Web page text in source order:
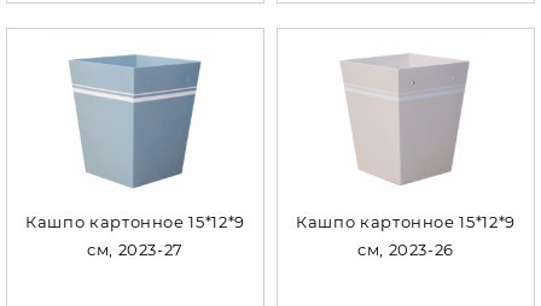
Кашпо картонное 15*12*9
см, 2023-27
Кашпо картонное 15*12*9
см, 2023-26